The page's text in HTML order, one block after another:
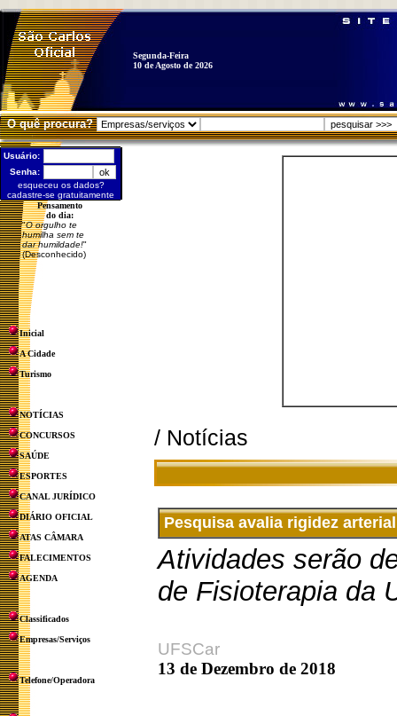
Segunda-Feira
10 de Agosto de 2026
O quê procura?
Usuário:
Senha:
esqueceu os dados?
cadastre-se gratuitamente
Pensamento
do dia:
"O orgulho te
humilha sem te
dar humildade!"
(Desconhecido)
Inicial
A Cidade
Turismo
NOTÍCIAS
CONCURSOS
SAÚDE
ESPORTES
CANAL JURÍDICO
DIÁRIO OFICIAL
ATAS CÂMARA
FALECIMENTOS
AGENDA
Classificados
Empresas/Serviços
Telefone/Operadora
/ Notícias
Pesquisa avalia rigidez
Atividades serão
de Fisioterapia da
UFSCar
13 de Dezembro de 2018